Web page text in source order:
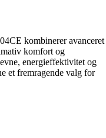
kombinerer avanceret
komfort og
energieffektivitet og
et fremragende valg for